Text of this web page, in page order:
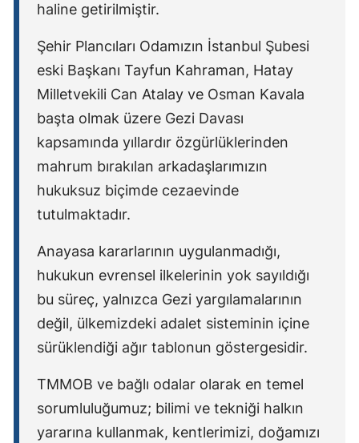
haline getirilmiştir.
Şehir Plancıları Odamızın İstanbul Şubesi
eski Başkanı Tayfun Kahraman, Hatay
Milletvekili Can Atalay ve Osman Kavala
başta olmak üzere Gezi Davası
kapsamında yıllardır özgürlüklerinden
mahrum bırakılan arkadaşlarımızın
hukuksuz biçimde cezaevinde
tutulmaktadır.
Anayasa kararlarının uygulanmadığı,
hukukun evrensel ilkelerinin yok sayıldığı
bu süreç, yalnızca Gezi yargılamalarının
değil, ülkemizdeki adalet sisteminin içine
sürüklendiği ağır tablonun göstergesidir.
TMMOB ve bağlı odalar olarak en temel
sorumluluğumuz; bilimi ve tekniği halkın
yararına kullanmak, kentlerimizi, doğamızı